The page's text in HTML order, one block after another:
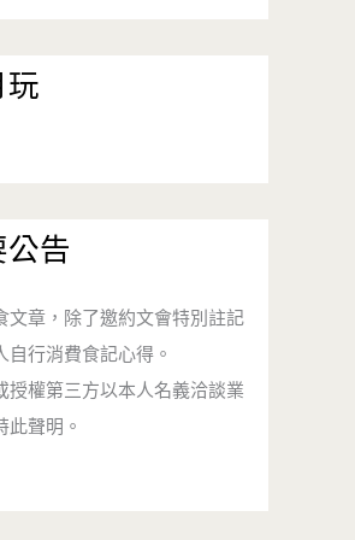
玩
公告
文章，除了邀約文會特別註記
自行消費食記心得。
授權第三方以本人名義洽談業
此聲明。